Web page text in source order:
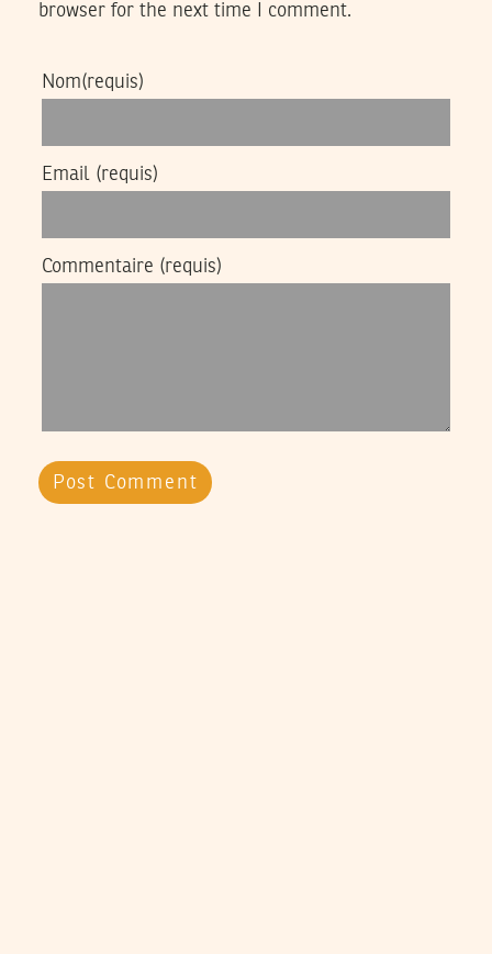
browser for the next time I comment.
Nom(requis)
Email (requis)
Commentaire (requis)